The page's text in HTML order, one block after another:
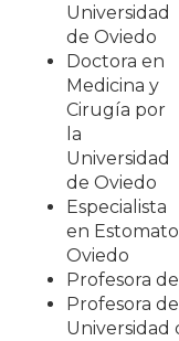
Universidad
de Oviedo
Doctora en
Medicina y
Cirugía por
la
Universidad
de Oviedo
Especialista
en
Oviedo
Profesora
Profesora
Universidad